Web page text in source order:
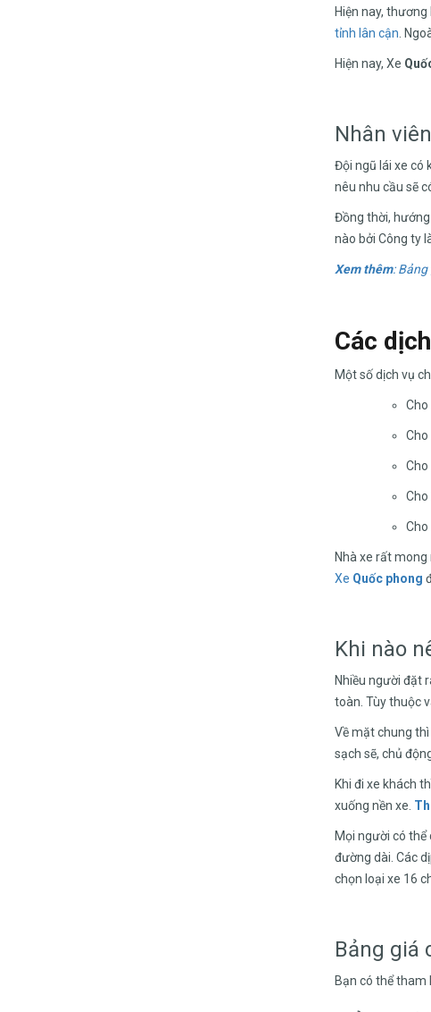
Hiện nay, thương
tỉnh lân cận .
Hiện nay, Xe
Nhân
Đội ngũ lái xe có
nêu nhu cầu sẽ
Đồng thời,
nào bởi Công ty
Xem thêm: Bảng
Các
Một số dịch vụ
Cho
Cho
Nhà xe rất mong
Xe Quốc phong
Khi nào
Nhiều người đặt
toàn. Tùy thuộc
Về mặt chung
sạch sẽ, chủ
Khi đi xe khách
xuống nền xe.
Mọi người có
đường dài. Các
chọn loại xe 16
Bảng giá
Bạn có thể tham